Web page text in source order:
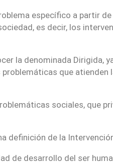
específico a partir
es decir, los
la denominada Dirigida,
que
sociales, que
definición de la
de desarrollo del ser